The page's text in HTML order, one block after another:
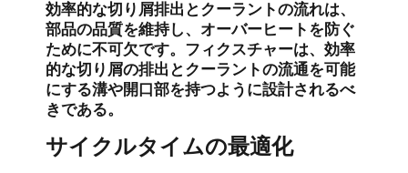
効率的な切り屑排出とクーラントの流れは、
部品の品質を維持し、オーバーヒートを防ぐ
ために不可欠です。フィクスチャーは、効率
的な切り屑の排出とクーラントの流通を可能
にする溝や開口部を持つように設計されるべ
きである。
サイクルタイムの最適化